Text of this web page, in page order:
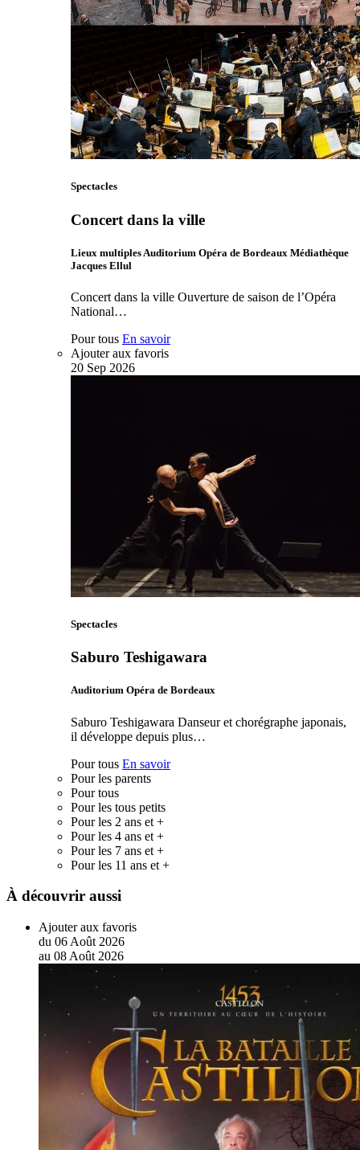
Spectacles
Concert dans la ville
Lieux multiples Auditorium Opéra de Bordeaux Médiathèque
Jacques Ellul
Concert dans la ville Ouverture de saison de l’Opéra
National…
Pour tous En savoir
Ajouter aux favoris
20 Sep 2026
Spectacles
Saburo Teshigawara
Auditorium Opéra de Bordeaux
Saburo Teshigawara Danseur et chorégraphe japonais,
il développe depuis plus…
Pour tous En savoir
Pour les parents
Pour tous
Pour les tous petits
Pour les 2 ans et +
Pour les 4 ans et +
Pour les 7 ans et +
Pour les 11 ans et +
À découvrir aussi
Ajouter aux favoris
du 06 Août 2026
au 08 Août 2026